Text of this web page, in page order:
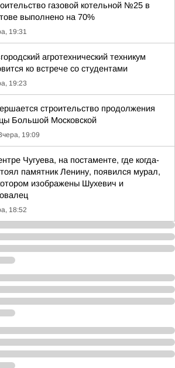
газовой котельной №25 в
выполнено на 70%
19:31
агротехнический техникум
ко встрече со студентами
19:23
строительство продолжения
Большой Московской
19:09
Чугуева, на постаменте, где когда-
памятник Ленину, появился мурал,
изображены Шухевич и
18:52